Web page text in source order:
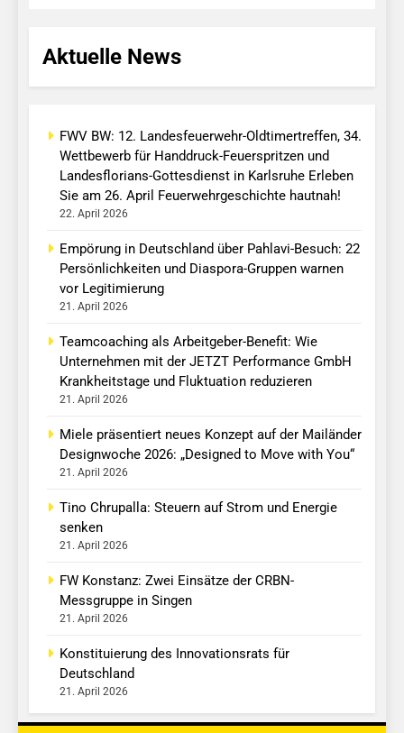
Aktuelle News
FWV BW: 12. Landesfeuerwehr-Oldtimertreffen, 34.
Wettbewerb für Handdruck-Feuerspritzen und
Landesflorians-Gottesdienst in Karlsruhe Erleben
Sie am 26. April Feuerwehrgeschichte hautnah!
22. April 2026
Empörung in Deutschland über Pahlavi-Besuch: 22
Persönlichkeiten und Diaspora-Gruppen warnen
vor Legitimierung
21. April 2026
Teamcoaching als Arbeitgeber-Benefit: Wie
Unternehmen mit der JETZT Performance GmbH
Krankheitstage und Fluktuation reduzieren
21. April 2026
Miele präsentiert neues Konzept auf der Mailänder
Designwoche 2026: „Designed to Move with You“
21. April 2026
Tino Chrupalla: Steuern auf Strom und Energie
senken
21. April 2026
FW Konstanz: Zwei Einsätze der CRBN-
Messgruppe in Singen
21. April 2026
Konstituierung des Innovationsrats für
Deutschland
21. April 2026